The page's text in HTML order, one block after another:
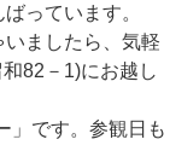
っています。
ましたら、気軽
82－1)にお越し
」です。参観日も